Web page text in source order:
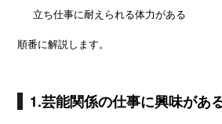
立ち仕事に耐えられる体力がある
順番に解説します。
1.芸能関係の仕事に興味があ